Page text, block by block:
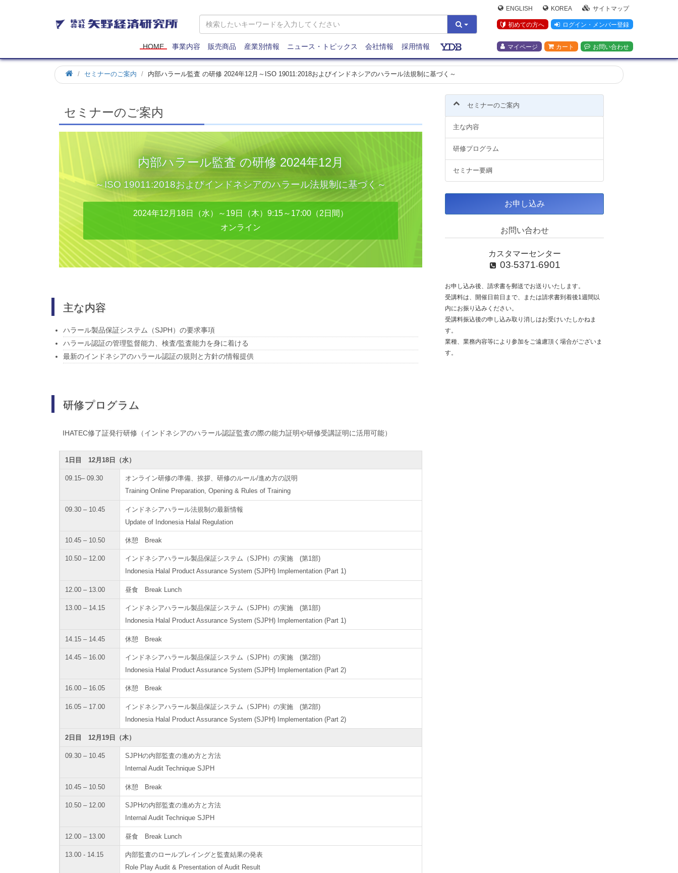
矢
野
研
究
所
ENGLISH KOREA サイトマップ
初めての方へ ログイン・メンバー登録
マイページ カート お問い合わせ
HOME 事業内容 販売商品 産業別情報 ニュース・トピックス 会社情報 採用情報
ホ
ー
セミナーのご案内 内部ハラール監査 の研修 2024年12月～ISO 19011:2018およびインドネシアのハラール法規制に基づく～
セミナーのご案内
内部ハラール監査 の研修 2024年12月
～ISO 19011:2018およびインドネシアのハラール法規制に基づく～
2024年12月18日（水）～19日（木）9:15～17:00（2日間）
オンライン
主な内容
ハラール製品保証システム（SJPH）の要求事項
ハラール認証の管理監督能力、検査/監査能力を身に着ける
最新のインドネシアのハラール認証の規則と方針の情報提供
研修プログラム
IHATEC修了証発行研修（インドネシアのハラール認証監査の際の能力証明や研修受講証明に活用可能）
1日目 12月18日（水）
09.15– 09.30
オンライン研修の準備、挨拶、研修のルール/進め方の説明
Training Online Preparation, Opening & Rules of Training
09.30 – 10.45
インドネシアハラール法規制の最新情報
Update of Indonesia Halal Regulation
10.45 – 10.50 休憩 Break
10.50 – 12.00
インドネシアハラール製品保証システム（SJPH）の実施 (第1部)
Indonesia Halal Product Assurance System (SJPH) Implementation (Part 1)
12.00 – 13.00 昼食 Break Lunch
13.00 – 14.15
インドネシアハラール製品保証システム（SJPH）の実施 (第1部)
Indonesia Halal Product Assurance System (SJPH) Implementation (Part 1)
14.15 – 14.45 休憩 Break
14.45 – 16.00
インドネシアハラール製品保証システム（SJPH）の実施 (第2部)
Indonesia Halal Product Assurance System (SJPH) Implementation (Part 2)
16.00 – 16.05 休憩 Break
16.05 – 17.00
インドネシアハラール製品保証システム（SJPH）の実施 (第2部)
Indonesia Halal Product Assurance System (SJPH) Implementation (Part 2)
2日目 12月19日（木）
09.30 – 10.45
SJPHの内部監査の進め方と方法
Internal Audit Technique SJPH
10.45 – 10.50 休憩 Break
10.50 – 12.00
SJPHの内部監査の進め方と方法
Internal Audit Technique SJPH
12.00 – 13.00 昼食 Break Lunch
13.00 - 14.15
内部監査のロールプレイングと監査結果の発表
Role Play Audit & Presentation of Audit Result
セミナーのご案内
主な内容
研修プログラム
セミナー要綱
お申し込み
お問い合わせ
カスタマーセンター
03-5371-6901
お申し込み後、請求書を郵送でお送りいたします。
受講料は、開催日前日まで、または請求書到着後1週間以
内にお振り込みください。
受講料振込後の申し込み取り消しはお受けいたしかねま
す。
業種、業務内容等により参加をご遠慮頂く場合がございま
す。